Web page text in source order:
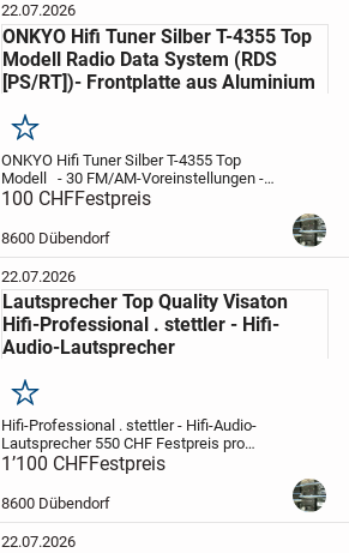
22.07.2026
ONKYO Hifi Tuner Silber T-4355 Top
Modell Radio Data System (RDS
[PS/RT])- Frontplatte aus Aluminium
Merken
ONKYO Hifi Tuner Silber T-4355 Top
Modell - 30 FM/AM-Voreinstellungen-
Automatische Voreinstellung zum
automatischen Scannen und Speichern
von bis zu 20 FM/10 AM-Sendern
Benennung voreingeste...
100 CHFFestpreis
8600 Dübendorf
22.07.2026
Lautsprecher Top Quality Visaton
Hifi-Professional . stettler - Hifi-
Audio-Lautsprecher
Merken
Hifi-Professional . stettler - Hifi-Audio-
Lautsprecher 550 CHFFestpreis pro
stück8600 DübendorfHifi-Professional -
Lautsprecher
BassreflexHolz Hell Edition
1’100 CHFFestpreis
8600 Dübendorf
22.07.2026